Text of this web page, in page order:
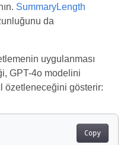
SummaryLength
da
uygulanması
GPT-4o modelini
özetleneceğini gösterir:
Copy